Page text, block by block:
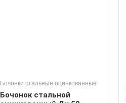
Бочонки стальные оцинкованные
Бочонок стальной